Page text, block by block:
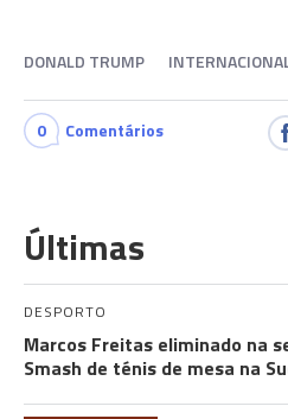
DONALD TRUMP
0 Comentários
Últimas
DESPORTO
Marcos Freitas eliminado na
Smash de ténis de mesa na